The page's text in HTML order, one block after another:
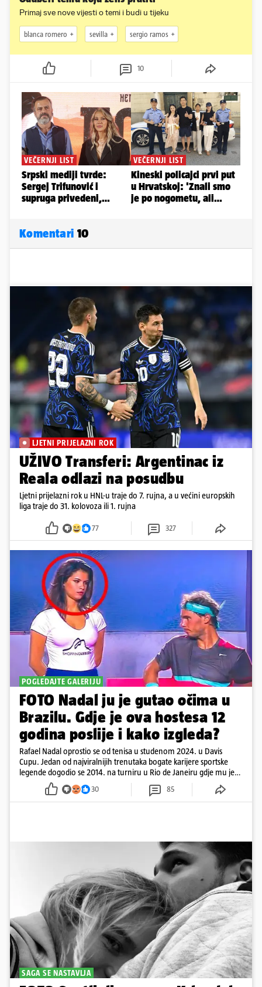
Primaj sve nove vijesti o temi i budi u tijeku
blanca romero sevilla sergio ramos
10
Komentari 10
LJETNI PRIJELAZNI ROK
UŽIVO Transferi: Argentinac iz
Reala odlazi na posudbu
Ljetni prijelazni rok u HNL-u traje do 7. rujna, a u većini europskih
liga traje do 31. kolovoza ili 1. rujna
77 327
POGLEDAJTE GALERIJU
FOTO Nadal ju je gutao očima u
Brazilu. Gdje je ova hostesa 12
godina poslije i kako izgleda?
Rafael Nadal oprostio se od tenisa u studenom 2024. u Davis
Cupu. Jedan od najviralnijih trenutaka bogate karijere sportske
legende dogodio se 2014. na turniru u Rio de Janeiru gdje mu je
pažnju odvlačila ljepotica iza klupe
30 85
SAGA SE NASTAVLJA